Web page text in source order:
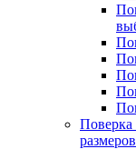
Поверка
размеров